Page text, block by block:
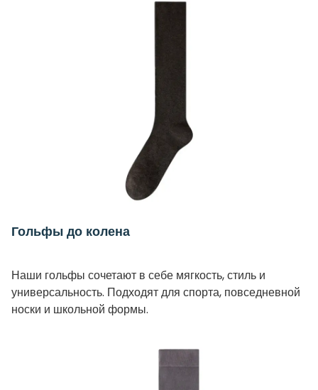
Гольфы до колена
Наши гольфы сочетают в себе мягкость, стиль и
универсальность. Подходят для спорта, повседневной
носки и школьной формы.